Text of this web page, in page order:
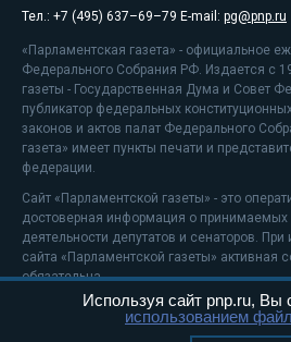
Тел.: +7 (495) 637–69–79 E-mail: pg@pnp.ru
«Парламентская газета» - официальное
Федерального Собрания РФ. Издается с
газеты - Государственная Дума и Совет
публикатор федеральных
законов и актов палат Федерального
газета» имеет пункты печати и
федерации.
Сайт «Парламентской газеты» - это
достоверная информация о принимаемых
деятельности депутатов и сенаторов.
сайта «Парламентской газеты» активная
обязательна.
На информационном ресурсе
Используя сайт pnp.ru, Вы
использованием